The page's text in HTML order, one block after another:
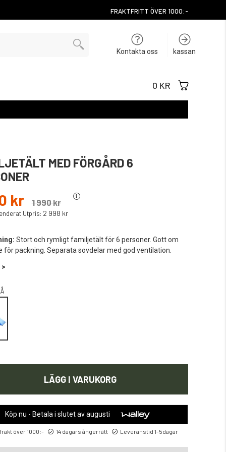
FRAKTFRITT ÖVER 1000:-
Kontakta oss kassan
0 KR
MED FÖRGÅRD 6
kr 1 990 kr
Utpris: 2 998 kr
Stort och rymligt familjetält för 6 personer. Gott om
för packning. Separata sovdelar med god ventilation.
LÄGG I VARUKORG
Köp nu - Betala i slutet av augusti
över 1000:- 14 dagars ångerrätt Leveranstid 1-5dagar